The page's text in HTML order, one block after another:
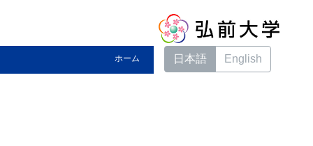
ホーム 日本語 English